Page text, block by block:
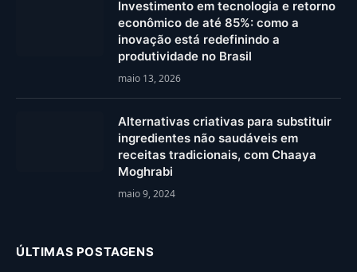
Investimento em tecnologia e retorno
econômico de até 85%: como a
inovação está redefinindo a
produtividade no Brasil
maio 13, 2026
Alternativas criativas para substituir
ingredientes não saudáveis em
receitas tradicionais, com Chaaya
Moghrabi
maio 9, 2024
ÚLTIMAS POSTAGENS